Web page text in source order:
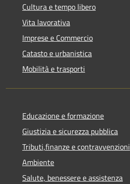
Cultura e tempo libero
Vita lavorativa
Imprese e Commercio
Catasto e urbanistica
Mobilità e trasporti
Educazione e formazione
Giustizia e sicurezza pubblica
Tributi,finanze e contravvenzioni
Ambiente
Salute, benessere e assistenza